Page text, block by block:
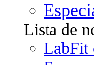
Lista de
LabFit